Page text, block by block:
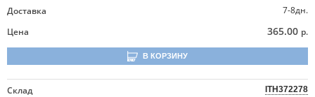
Доставка
7-8дн.
Цена
365.00 р.
В КОРЗИНУ
Склад ITH372278